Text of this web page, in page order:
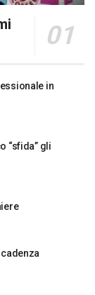
in
“sfida” gli